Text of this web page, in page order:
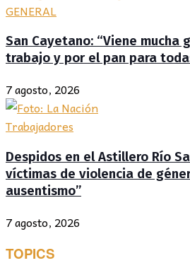
GENERAL
San Cayetano: “Viene mucha
trabajo y por el pan para
7 agosto, 2026
Trabajadores
Despidos en el Astillero Río
víctimas de violencia de
ausentismo”
7 agosto, 2026
TOPICS